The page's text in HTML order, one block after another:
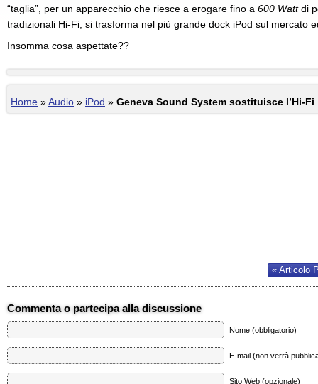
“taglia”, per un apparecchio che riesce a erogare fino a 600 Wattdi
tradizionali Hi-Fi, si trasforma nel più grande dock iPod sul mercato
Insomma cosa aspettate??
Home »Audio » iPod » Geneva Sound System sostituisce l’Hi-Fi
« Articolo
Commenta o partecipa alla discussione
Nome (obbligatorio)
E-mail (non verrà
Sito Web (opzionale)